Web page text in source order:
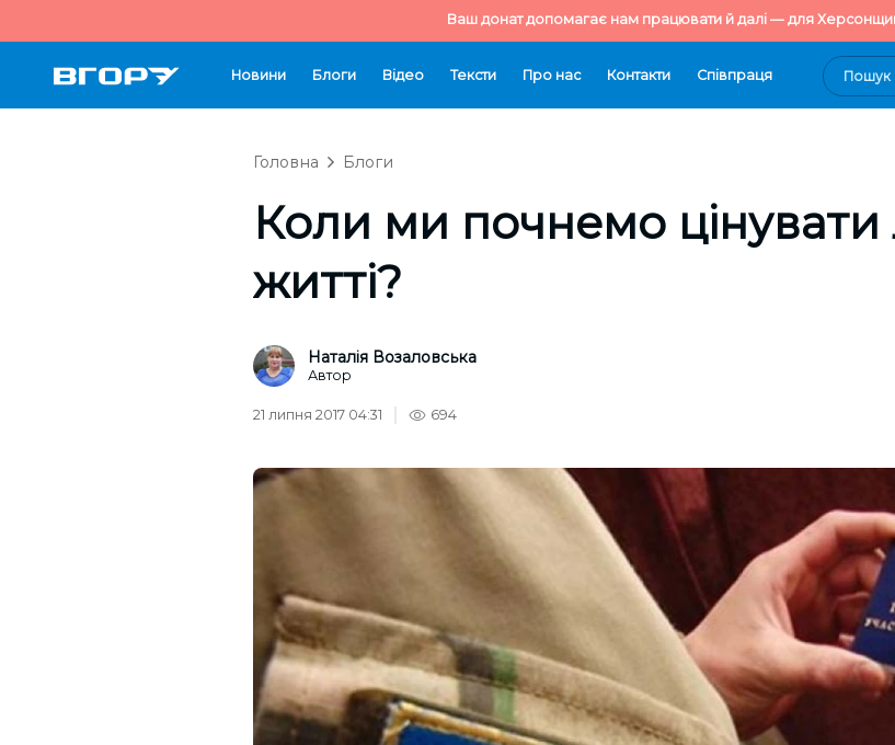
Ваш донат допомагає нам працювати й далі — для
Новини Блоги Відео Тексти Про нас Контакти Cпівпраця
Головна Блоги
Коли ми почнемо
житті?
Наталія Возаловська
Автор
21 липня 2017 04:31 694